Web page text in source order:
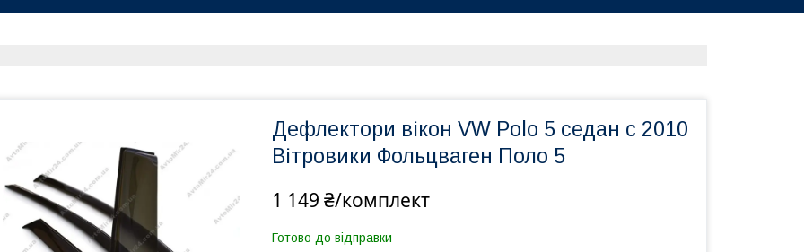
Дефлектори вікон VW Polo 5 седан с 2010
Вітровики Фольцваген Поло 5
1 149 ₴/комплект
Готово до відправки